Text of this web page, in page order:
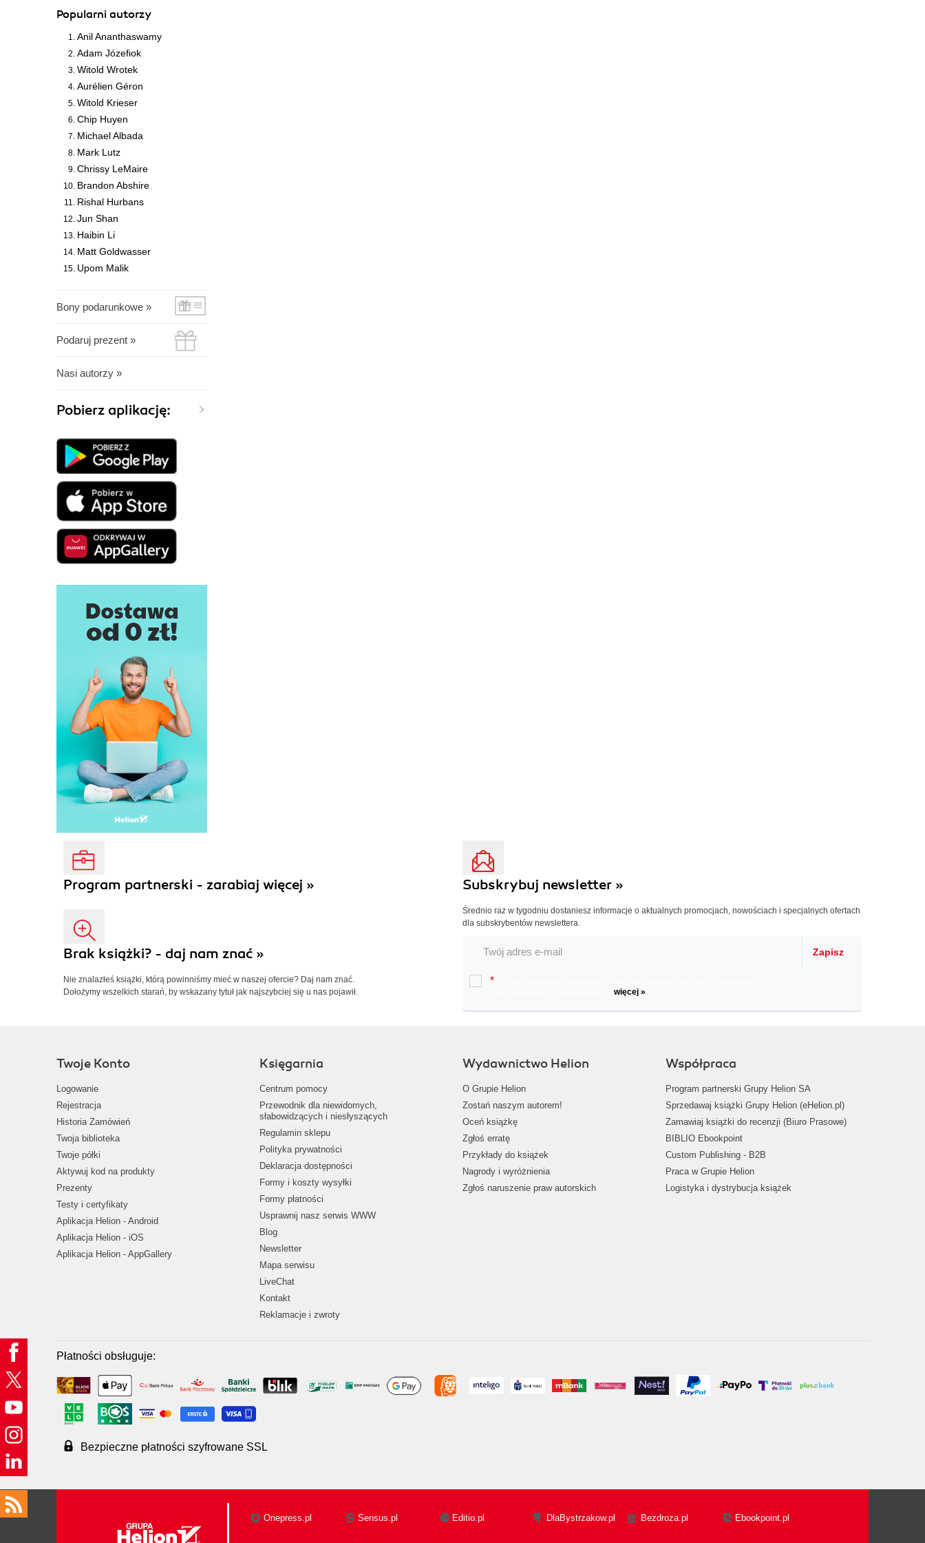
Popularni autorzy
Anil Ananthaswamy
Adam Józefiok
Witold Wrotek
Aurélien Géron
Witold Krieser
Chip Huyen
Michael Albada
Mark Lutz
Chrissy LeMaire
Brandon Abshire
Rishal Hurbans
Jun Shan
Haibin Li
Matt Goldwasser
Upom Malik
Bony podarunkowe »
Podaruj prezent »
Nasi autorzy »
Pobierz aplikację:
Program partnerski - zarabiaj więcej »
Brak książki? - daj nam znać »
Nie znalazłeś książki, którą powinniśmy mieć w naszej ofercie? Daj nam znać.
Dołożymy wszelkich starań, by wskazany tytuł jak najszybciej się u nas pojawił.
Subskrybuj newsletter »
Średnio raz w tygodniu dostaniesz informacje o aktualnych promocjach, nowościach i specjalnych ofertach
dla subskrybentów newslettera.
Zapisz
*
więcej »
Twoje Konto
Logowanie
Rejestracja
Historia Zamówień
Twoja biblioteka
Twoje półki
Aktywuj kod na produkty
Prezenty
Testy i certyfikaty
Aplikacja Helion - Android
Aplikacja Helion - iOS
Aplikacja Helion - AppGallery
Księgarnia
Centrum pomocy
Przewodnik dla niewidomych,
słabowidzących i niesłyszących
Regulamin sklepu
Polityka prywatności
Deklaracja dostępności
Formy i koszty wysyłki
Formy płatności
Usprawnij nasz serwis WWW
Blog
Newsletter
Mapa serwisu
LiveChat
Kontakt
Reklamacje i zwroty
Wydawnictwo Helion
O Grupie Helion
Zostań naszym autorem!
Oceń książkę
Zgłoś erratę
Przykłady do książek
Nagrody i wyróżnienia
Zgłoś naruszenie praw autorskich
Współpraca
Program partnerski Grupy Helion SA
Sprzedawaj książki Grupy Helion (eHelion.pl)
Zamawiaj książki do recenzji (Biuro Prasowe)
BIBLIO Ebookpoint
Custom Publishing - B2B
Praca w Grupie Helion
Logistyka i dystrybucja książek
Płatności obsługuje:
Bezpieczne płatności szyfrowane SSL
Onepress.pl Sensus.pl Editio.pl DlaBystrzakow.pl Bezdroza.pl Ebookpoint.pl